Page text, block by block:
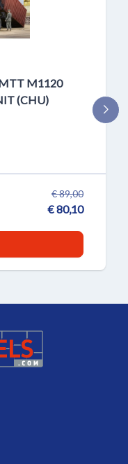
M1120
(CHU)
€ 89,00
€ 80,10